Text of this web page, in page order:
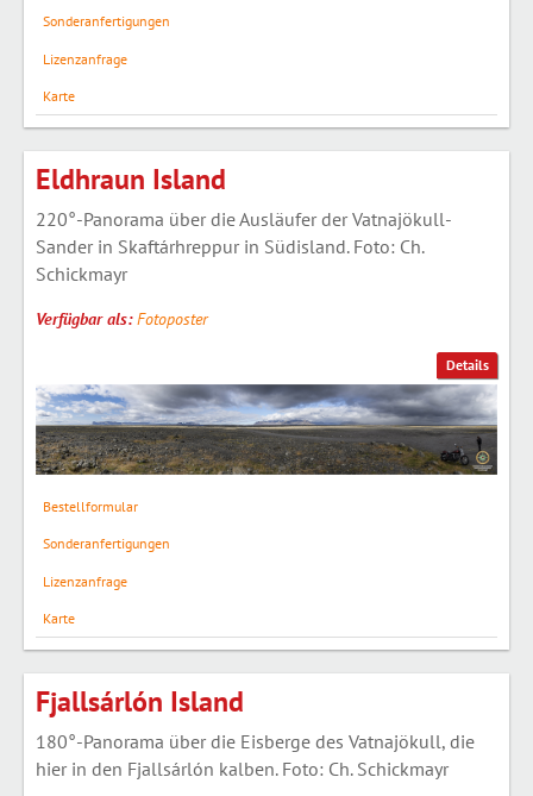
Sonderanfertigungen
Lizenzanfrage
Karte
Details
Eldhraun Island
220°-Panorama über die Ausläufer der Vatnajökull-
Sander in Skaftárhreppur in Südisland. Foto: Ch.
Schickmayr
Verfügbar als:Fotoposter
Bestellformular
Sonderanfertigungen
Lizenzanfrage
Karte
Fjallsárlón Island
180°-Panorama über die Eisberge des Vatnajökull, die
hier in den Fjallsárlón kalben. Foto: Ch. Schickmayr